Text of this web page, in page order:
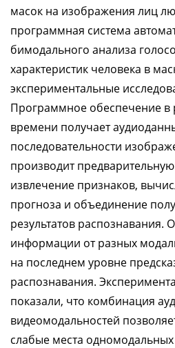
масок на изображения лиц
программная система
бимодального анализа
характеристик человека в
экспериментальные
Программное обеспечение в
времени получает
последовательности
производит
извлечение признаков,
прогноза и объединение
результатов распознавания.
информации от разных
на последнем уровне
распознавания.
показали, что комбинация
видеомодальностей
слабые места одномодальных